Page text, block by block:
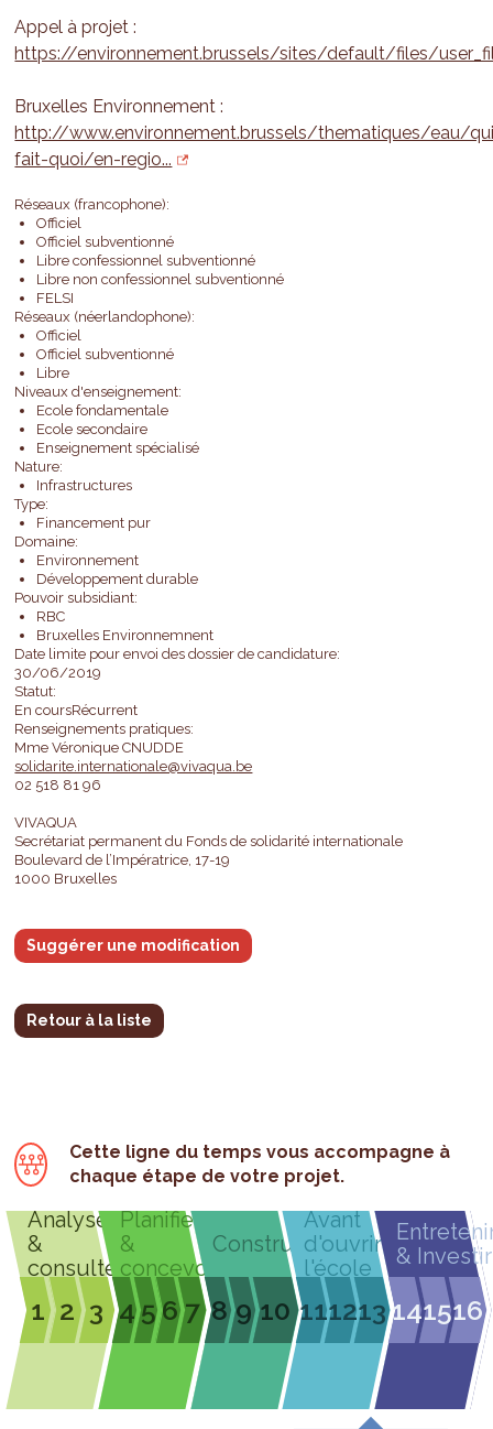
Appel à projet :
https://environnement.brussels/sites/default/files/
Bruxelles Environnement :
http://www.environnement.brussels/thematiques/eau/
fait-quoi/en-regio...
Réseaux (francophone):
Officiel
Officiel subventionné
Libre confessionnel subventionné
Libre non confessionnel subventionné
FELSI
Réseaux (néerlandophone):
Officiel
Officiel subventionné
Libre
Niveaux d'enseignement:
Ecole fondamentale
Ecole secondaire
Enseignement spécialisé
Nature:
Infrastructures
Type:
Financement pur
Domaine:
Environnement
Développement durable
Pouvoir subsidiant:
RBC
Bruxelles Environnemnent
Date limite pour envoi des dossier de candidature:
30/06/2019
Statut:
En coursRécurrent
Renseignements pratiques:
Mme Véronique CNUDDE
solidarite.internationale@vivaqua.be
02 518 81 96
VIVAQUA
Secrétariat permanent du Fonds de solidarité internationale
Boulevard de l’Impératrice, 17-19
1000 Bruxelles
Suggérer une modification
Retour à la liste
Cette ligne du temps vous accompagne à
chaque étape de votre projet.
Analyser
&
consulter
1 2 3
Planifier
&
concevoir
4 567
Construire
8 9 10
Avant
d'ouvrir
l'école
111213
& Investir
141516